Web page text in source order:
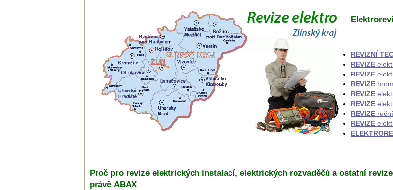
REVIZNÍ
REVIZE
REVIZE
REVIZE
REVIZE
REVIZE
REVIZE
REVIZE
Proč pro revize elektrických instalací, elektrických rozvaděčů a ostatní
právě ABAX